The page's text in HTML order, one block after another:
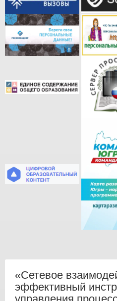
«Сетевое
эффективный